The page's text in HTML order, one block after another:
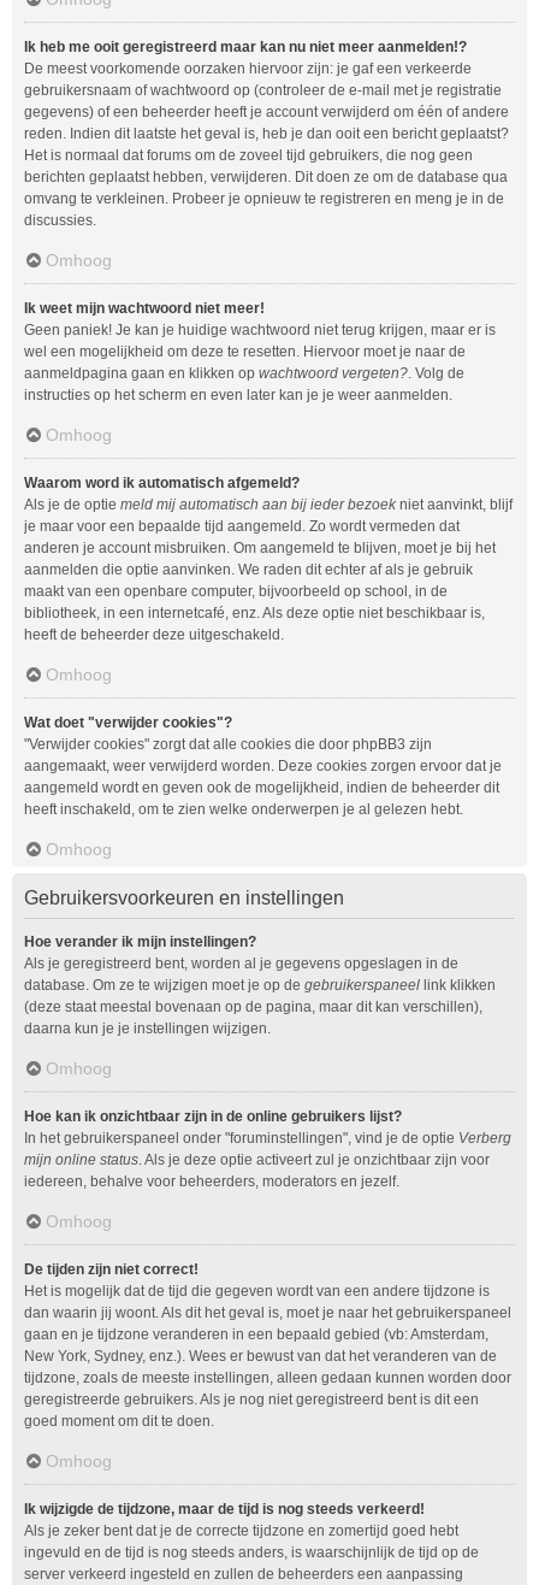
Ik heb me ooit geregistreerd maar kan nu niet meer aanmelden!?
De meest voorkomende oorzaken hiervoor zijn: je gaf een verkeerde
gebruikersnaam of wachtwoord op (controleer de e-mail met je registratie
gegevens) of een beheerder heeft je account verwijderd om één of andere
reden. Indien dit laatste het geval is, heb je dan ooit een bericht geplaatst?
Het is normaal dat forums om de zoveel tijd gebruikers, die nog geen
berichten geplaatst hebben, verwijderen. Dit doen ze om de database qua
omvang te verkleinen. Probeer je opnieuw te registreren en meng je in de
discussies.
Omhoog
Ik weet mijn wachtwoord niet meer!
Geen paniek! Je kan je huidige wachtwoord niet terug krijgen, maar er is
wel een mogelijkheid om deze te resetten. Hiervoor moet je naar de
aanmeldpagina gaan en klikken op wachtwoord vergeten?. Volg de
instructies op het scherm en even later kan je je weer aanmelden.
Omhoog
Waarom word ik automatisch afgemeld?
Als je de optie meld mij automatisch aan bij ieder bezoek niet aanvinkt, blijf
je maar voor een bepaalde tijd aangemeld. Zo wordt vermeden dat
anderen je account misbruiken. Om aangemeld te blijven, moet je bij het
aanmelden die optie aanvinken. We raden dit echter af als je gebruik
maakt van een openbare computer, bijvoorbeeld op school, in de
bibliotheek, in een internetcafé, enz. Als deze optie niet beschikbaar is,
heeft de beheerder deze uitgeschakeld.
Omhoog
Wat doet "verwijder cookies"?
"Verwijder cookies" zorgt dat alle cookies die door phpBB3 zijn
aangemaakt, weer verwijderd worden. Deze cookies zorgen ervoor dat je
aangemeld wordt en geven ook de mogelijkheid, indien de beheerder dit
heeft inschakeld, om te zien welke onderwerpen je al gelezen hebt.
Omhoog
Gebruikersvoorkeuren en instellingen
Hoe verander ik mijn instellingen?
Als je geregistreerd bent, worden al je gegevens opgeslagen in de
database. Om ze te wijzigen moet je op de gebruikerspaneel link klikken
(deze staat meestal bovenaan op de pagina, maar dit kan verschillen),
daarna kun je je instellingen wijzigen.
Omhoog
Hoe kan ik onzichtbaar zijn in de online gebruikers lijst?
In het gebruikerspaneel onder "foruminstellingen", vind je de optie Verberg
mijn online status. Als je deze optie activeert zul je onzichtbaar zijn voor
iedereen, behalve voor beheerders, moderators en jezelf.
Omhoog
De tijden zijn niet correct!
Het is mogelijk dat de tijd die gegeven wordt van een andere tijdzone is
dan waarin jij woont. Als dit het geval is, moet je naar het gebruikerspaneel
gaan en je tijdzone veranderen in een bepaald gebied (vb: Amsterdam,
New York, Sydney, enz.). Wees er bewust van dat het veranderen van de
tijdzone, zoals de meeste instellingen, alleen gedaan kunnen worden door
geregistreerde gebruikers. Als je nog niet geregistreerd bent is dit een
goed moment om dit te doen.
Omhoog
Ik wijzigde de tijdzone, maar de tijd is nog steeds verkeerd!
Als je zeker bent dat je de correcte tijdzone en zomertijd goed hebt
ingevuld en de tijd is nog steeds anders, is waarschijnlijk de tijd op de
server verkeerd ingesteld en zullen de beheerders een aanpassing